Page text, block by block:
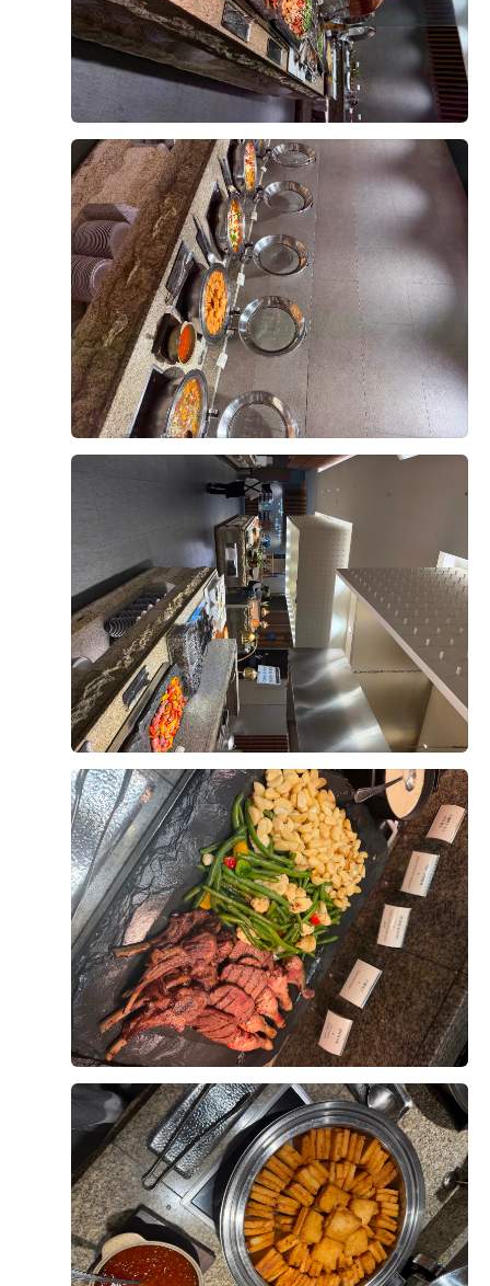
디저트부터 집어 올 뻔했어요 ??
샐러드 코너
디저트뿐만 아니라 샐러드 코너도
정말 완벽했어요!
채소들이 하나같이 다 아삭아삭 신선한 데다
색감이 알록달록 알차게 세팅되어 있더라고요.
드레싱 종류도 다양해서
평소에 샐러드 즐겨 드시는 분들이라면
진짜 만족해하실 것 같아요
과일 코너
과일은 총 5가지로
계절 메뉴로 바뀌는 부분이 있다고
얘기 들었던 것 같아요!
저희는 여름이라 수박이 있었는데
달고 맛있더라구요!
해산물 코너
평소에 해산물 귀신인 제가 가장 눈여겨본 구역인데요!
뷔페 다닐 때 어르신들이
제일 먼저 발길을 돌리시는 곳이
바로 이 해산물 코너잖아요?
위더스는 홍게, 문어, 소라, 굴, 제철 회까지
알차게 구성되어 있어서
부모님도 정말 만족스러워하셨어요.
'음식 신선하고 신경 많이 썼네' 하시는 말씀에
내심 속으로 뿌듯했답니다
초밥코너
광어, 연어, 새우, 장어 초밥부터 롤 종류까지
색감까지 맞춰서 깔끔하게 세팅되어 있었어요.
알록달록 예쁘게 놓여 있으니까
접시에 담으면서도 기분이 좋더라고요!
회도 쫄깃하고 신선해서 한 접시 가득 담아와서
정말 맛있게 먹었습니다.
고기 코너
뷔페의 꽃은 뭐니 뭐니 해도
역시 즉석에서 구워주는 스테이크 아니겠어요?
홀린 듯이 달려갔답니다.
비주얼부터 진짜 대박이었어요!
스테이크 옆에 구운 야채랑 구운 마늘,
다양한 소스(홀그레인 머스타드, 스테이크 소스 등)까지
알차게 세팅되어 있더라고요.
취향껏 예쁘게 플레이팅해서 가져올 수 있어서
레스토랑에서 코스 요리 먹는 기분까지 들었어요
기타 식사 코너
무엇보다 부모님들께서 음식 맛이 좋고 종류도 다양하다
며 만족해하셔서 예비 신랑으로서 마음이 놓였습니다. 하
객분들께서도 충분히 만족하실 것 같다는 생각이 들었고,
결혼식 당일 소중한 분들께 좋은 식사를 대접할 수 있을
것 같아 더욱 기대가 됩니다. 시식을 통해 위더스웨딩홀
을 선택하길 잘했다는 생각이 들었고, 예식 당일이 기다
려지는 뜻깊은 시간이었습니다.
이재훈, 김서현 2026-08-09 7명 읽음
결혼 준비를 시작하며 플래너님께 밝은 플라워 느낌의 홀
을 말씀드리고, 추천받은 대로 홀을 알아보기 시작했었습
면서 잘어울리는걸 찾아주는일을 좋아하던 저로서는 어
떤 홀에서 가장 돋보일 수 있을지 고민하던 찰나에 리스
트에 있던 영등포 위더스가 가장 적합한 곳이겠구나 하는
느낌을 받았습니다.
여자친구가 퍼스널 컬러가 봄웜톤이라 과한비즈보다는
실크쪽 드레스가 잘 어울릴것같아서 어두운 홀의 예식장
을 제외했고 꽃이많은 밝은 홀이나 따뜻한 느낌에 브라운
색이 있는 채플 느낌이 어울릴것같다는 생각을 했는데 개
인적으로 제가 다녀와본 채플풍의 식장은 버진로드가 하
객들좌석과 같은 높이에 있다보니 주인공인 여자친구가
르홀은 보자마자 높은 층고와 다른 예식장처럼 버진로드
와 죄석과의 단차가 있었고 플라워 장식, 샹들리에가 많
아 화려하고 웅장한 느낌도 가지고 갈 수 있어서 딱 여기
다!!! 라는 생각이 들었습니다.
영등포위더스는 이미지로 보는것과 실물의 차이가 있을
수 있고 주차가 아쉬웠다는 글도 있었기에 객관적인 판단
을 할수 있도록 체크했었습니다. 주차장은 7월 말이라 그
런지 매우 매우 충분할정도록 주차 자리가 많았고 내년 6
월에 첫번째 식이라 주차걱정은 하나도 안해도 되겠다 싶
더군요. 그리고 지하철 영등포시장역 바로 옆, 버스정류
홀은 이미지보다 훨씬 이쁘다란 생각을 했습니다!
천장고가 높아서 문을 열자마자 앞도되는 듯한 느낌의 웅
장함이 있더라구요. 신부 등장부터 모든 연출과 빵빵한
사운드를 실제로 연출해주셨는데 마치 뮤지컬을 실제 관
람할 때 처럼 감동을 느낄 수 있었습니다.
역동적이었던것이 마음에 쏙들었습니다.^^ 특히 신랑신
부 입장, 행진 시 연출될 샹들리에의 움직임도 너무 예뻤
답니다.
그리고 아무래도 식사가 제일 중요할텐데 솔직히 저 뿐만
을수가 없고, 메뉴선택에 있어서 제한이 있는 터라 실망
이 크기때문에 130가지 이상 메뉴에 스테이크까지 있는
메뉴 확인하고 ok?? 했습니다. 뷔페 코너 이동동선이 좀
좁다라는 느낌은 있었는데. 홀이 이뻐서 이정도는 감안할
수 있겠다라는 생각이들었습니다.
위더스홀 이후 3곳을 더 투어했지만, 처음 봤던 홀의 웅
더 보기
+8
후기가 도움이 되었나요?
박원조, 안다영 2026-08-08 8명 읽음
26년 8월 7일! 제가 가보고 싶은 웨딩홀이라, 예비신랑한
테 가보자고 해서 다녀왔습니다.
홈페이지로 직접 방문 예약문의를 해서 상담을 받았는데
요. 방문홀투어부터 꼼꼼한 상담해주셨습니다.
엘린홀과 메리엘홀 2개를 픽해서 보여주셨는데, 엘린홀
에 이미 꽂혀버려서 계속 예쁘다 연발을 했어요...!
예랑이도 한번뿐인 웨딩이니 좋은 곳으로 하라고 기꺼이
말해줬고! 바로 당일 계약을 했습니다:)
사실 수원에 있는 여러 웨딩홀을 투어하고 계약까지 해놓
았던 상황인데,
위더스에 오자마자 후회되고, 그냥 이 곳부터 와볼껄 싶
었습니다. 양가 어른들께서도 일단 위치에 너무 크게 만
족하시고 사진으로나마 보여드린 홀 느낌이 너무 예쁘고
좋다고 만족스러워 하시네요. 또 양가 어머님들은 10층
한복대여, 1층 헤어&메이크업이 가능해서 동선 상 다른
곳 들리실 필요없어서 그냥 바로
한복대여 계약도 했습니다. 너무 편하고 좋을 것 같아서
뿌듯합니다.
예랑이와의 둘만의 결혼식이 아닌만큼 홀 로비 분위기나
연회장 분위기도 걱정했었는데 전혀 그런 걱정도 안되구
요. 정말 잘 계약한 것 같습니다. :ㅇ
27년 7월이 예식이지만 얼마안남았는데..! 너무 예쁜 홀
베뉴를 선택할 수 있어서 참 행복해졌습니다.
더 보기
+8
후기가 도움이 되었나요? 1
양승모, 황새미 2026-08-08 8명 읽음
결혼 준비를 시작하면서 생각보다 알아봐야 할 것도 많고
업체를 선택하는 과정도 쉽지 않았는데, 여러 곳을 비교
해본 후 상담을 받아보니 왜 많은 분들이 선택하는지 알
것 같았습니다. 처음 상담할 때부터 친절하고 편안한 분
위기에서 진행해 주셔서 부담 없이 궁금한 점들을 물어볼
수 있었고, 제가 잘 몰랐던 부분까지 하나하나 자세하게
설명해 주셔서 이해하기 쉬웠습니다. 단순히 계약을 권유
하기보다는 저희가 원하는 스타일과 예산을 고려해서 필
더 보기